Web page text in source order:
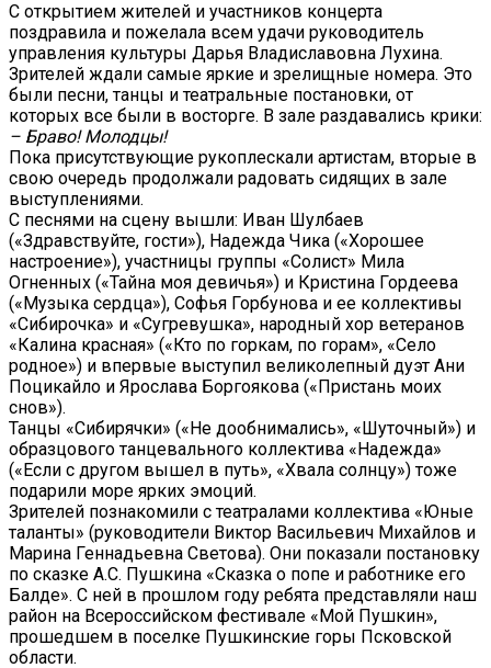
С открытием жителей и участников концерта
поздравила и пожелала всем удачи руководитель
управления культуры Дарья Владиславовна Лухина.
Зрителей ждали самые яркие и зрелищные номера. Это
были песни, танцы и театральные постановки, от
которых все были в восторге. В зале раздавались крики:
– Браво! Молодцы!
Пока присутствующие рукоплескали артистам, вторые в
свою очередь продолжали радовать сидящих в зале
выступлениями.
С песнями на сцену вышли: Иван Шулбаев
(«Здравствуйте, гости»), Надежда Чика («Хорошее
настроение»), участницы группы «Солист» Мила
Огненных («Тайна моя девичья») и Кристина Гордеева
(«Музыка сердца»), Софья Горбунова и ее коллективы
«Сибирочка» и «Сугревушка», народный хор ветеранов
«Калина красная» («Кто по горкам, по горам», «Село
родное») и впервые выступил великолепный дуэт Ани
Поцикайло и Ярослава Боргоякова («Пристань моих
снов»).
Танцы «Сибирячки» («Не дообнимались», «Шуточный») и
образцового танцевального коллектива «Надежда»
(«Если с другом вышел в путь», «Хвала солнцу») тоже
подарили море ярких эмоций.
Зрителей познакомили с театралами коллектива «Юные
таланты» (руководители Виктор Васильевич Михайлов и
Марина Геннадьевна Светова). Они показали постановку
по сказке А.С. Пушкина «Сказка о попе и работнике его
Балде». С ней в прошлом году ребята представляли наш
район на Всероссийском фестивале «Мой Пушкин»,
прошедшем в поселке Пушкинские горы Псковской
области.